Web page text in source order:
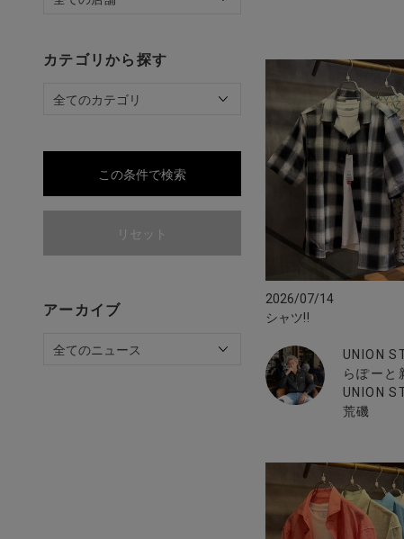
カテゴリから探す
この条件で検索
リセット
アーカイブ
2026/07/14
シャツ‼︎
UNION
らぽーと
UNION
荒磯